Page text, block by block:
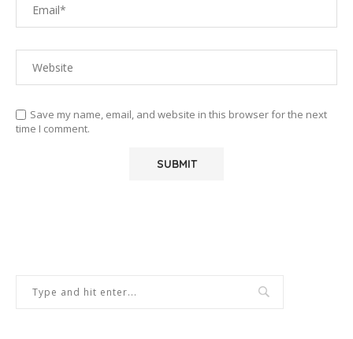
Save my name, email, and website in this browser for the next
time I comment.